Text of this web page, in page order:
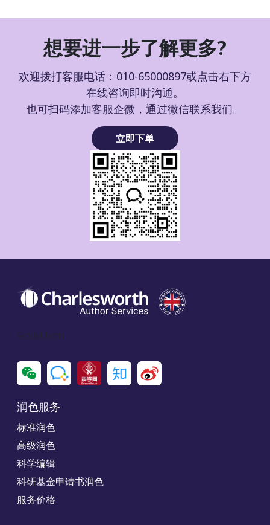
想要进一步了解更多?
欢迎拨打客服电话：010-65000897或点击右下方
在线咨询即时沟通。
也可扫码添加客服企微，通过微信联系我们。
立即下单
Social Icon
润色服务
标准润色
高级润色
科学编辑
科研基金申请书润色
服务价格